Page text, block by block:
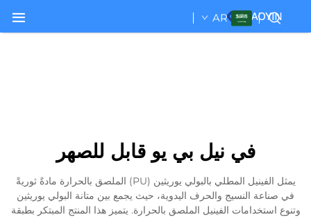
AR
في نيل بي يو قابل للصهر
يمثل الفينيل المطلي بالبولي يوريثين (PU) الملصق بالحرارة مادةً ثوريةً
في صناعة النسيج والحرف اليدوية، حيث يجمع بين متانة البولي يوريثين
وتنوع استخدامات الفينيل الملصق بالحرارة. يتميز هذا المنتج المبتكر بطبقة